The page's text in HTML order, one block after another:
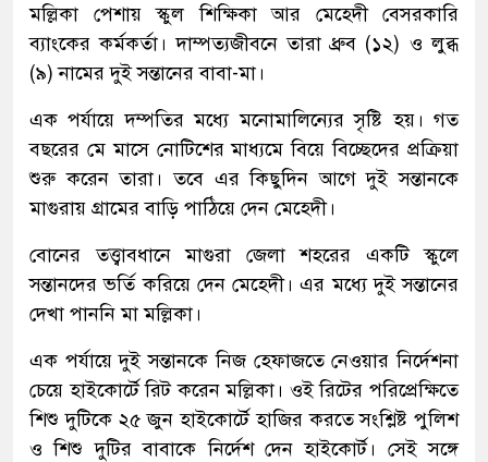
মল্লিকা পেশায় স্কুল শিক্ষিকা আর মেহেদী বেসরকারি
ব্যাংকের কর্মকর্তা। দাম্পত্যজীবনে তারা ধ্রুব (১২) ও লুব্ধ
(৯) নামের দুই সন্তানের বাবা-মা।
এক পর্যায়ে দম্পতির মধ্যে মনোমালিন্যের সৃষ্টি হয়। গত
বছরের মে মাসে নোটিশের মাধ্যমে বিয়ে বিচ্ছেদের প্রক্রিয়া
শুরু করেন তারা। তবে এর কিছুদিন আগে দুই সন্তানকে
মাগুরায় গ্রামের বাড়ি পাঠিয়ে দেন মেহেদী।
বোনের তত্ত্বাবধানে মাগুরা জেলা শহরের একটি স্কুলে
সন্তানদের ভর্তি করিয়ে দেন মেহেদী। এর মধ্যে দুই সন্তানের
দেখা পাননি মা মল্লিকা।
এক পর্যায়ে দুই সন্তানকে নিজ হেফাজতে নেওয়ার নির্দেশনা
চেয়ে হাইকোর্টে রিট করেন মল্লিকা। ওই রিটের পরিপ্রেক্ষিতে
শিশু দুটিকে ২৫ জুন হাইকোর্টে হাজির করতে সংশ্লিষ্ট পুলিশ
ও শিশু দুটির বাবাকে নির্দেশ দেন হাইকোর্ট। সেই সঙ্গে